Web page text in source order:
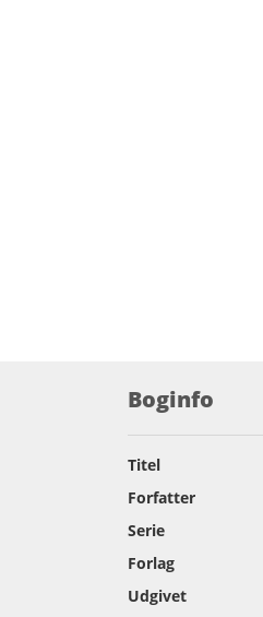
Boginfo
Titel
Forfatter
Serie
Forlag
Udgivet